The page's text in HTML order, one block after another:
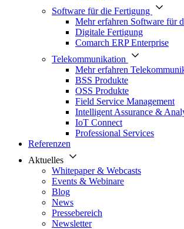
Software für die Fertigung
Mehr erfahren Software für
Digitale Fertigung
Comarch ERP Enterprise
Telekommunikation
Mehr erfahren
BSS Produkte
OSS Produkte
Field Service Management
Intelligent Assurance &
IoT Connect
Professional Services
Referenzen
Aktuelles
Whitepaper & Webcasts
Events & Webinare
Blog
News
Pressebereich
Newsletter